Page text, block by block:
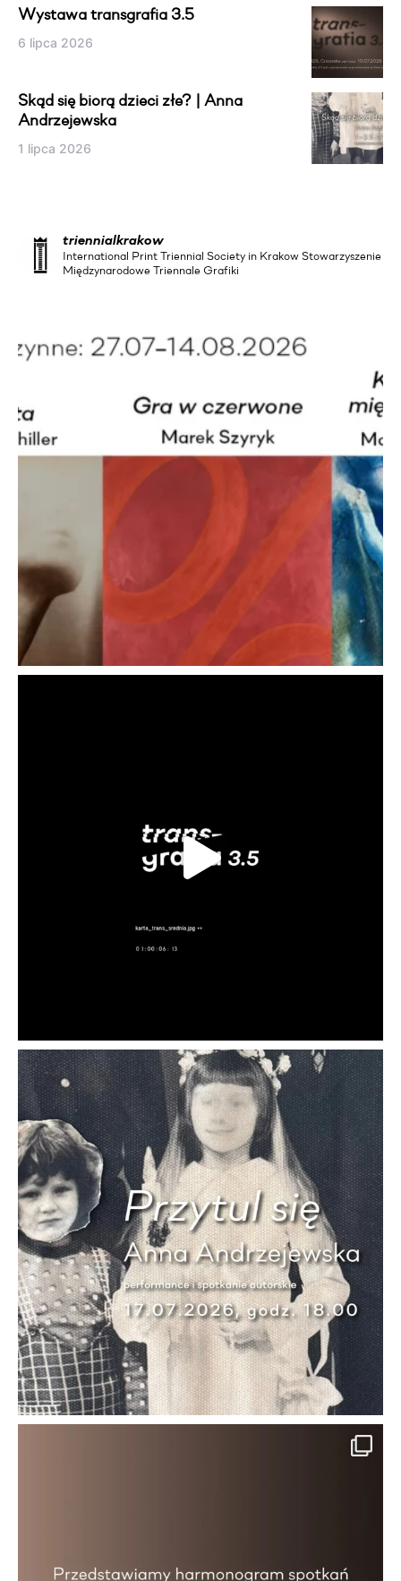
Wystawa transgrafia 3.5
6 lipca 2026
Skąd się biorą dzieci złe? | Anna
Andrzejewska
1 lipca 2026
triennialkrakow
International Print Triennial Society in Krakow Stowarzyszenie
Międzynarodowe Triennale Grafiki